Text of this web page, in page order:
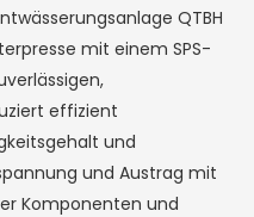
QTBH
mit einem SPS-
effizient
und
und Austrag mit
Komponenten und